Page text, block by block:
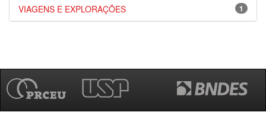
1
VIAGENS E EXPLORAÇÕES